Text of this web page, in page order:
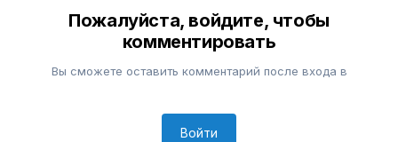
Пожалуйста, войдите, чтобы
комментировать
Вы сможете оставить комментарий после входа в
Войти